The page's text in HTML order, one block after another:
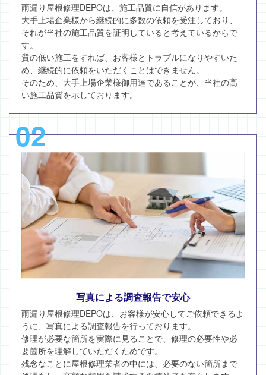
雨漏り屋根修理DEPOは、施工品質に自信があります。
大手上場企業様から継続的に多数の依頼を受注しており、
それが当社の施工品質を証明していると考えているからで
す。
質の低い施工をすれば、お客様とトラブルになりやすいた
め、継続的に依頼をいただくことはできません。
そのため、大手上場企業様御用達であることが、当社の高
い施工品質を示しております。
02
写真による調査報告で安心
雨漏り屋根修理DEPOは、お客様が安心してご依頼できるよ
うに、写真による調査報告を行っております。
修理が必要な箇所を実際に見ることで、修理の必要性や必
要箇所を理解していただくためです。
残念なことに屋根修理業者の中には、必要のない箇所まで